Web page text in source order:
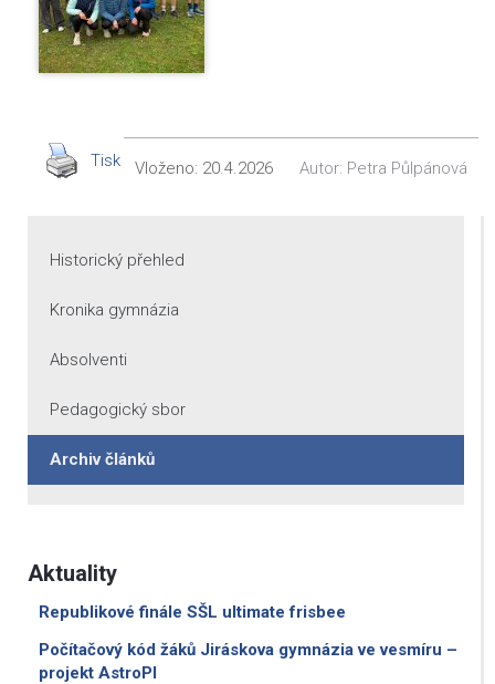
Tisk Vloženo: 20.4.2026 Autor: Petra Půlpánová
Historický přehled
Kronika gymnázia
Absolventi
Pedagogický sbor
Archiv článků
Aktuality
Republikové finále SŠL ultimate frisbee
Počítačový kód žáků Jiráskova gymnázia ve vesmíru –
projekt AstroPI